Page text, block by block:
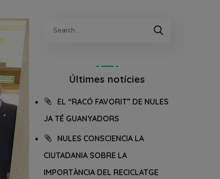
Últimes notícies
EL “RACÓ FAVORIT” DE NULES
JA TÉ GUANYADORS
NULES CONSCIENCIA LA
CIUTADANIA SOBRE LA
IMPORTÀNCIA DEL RECICLATGE